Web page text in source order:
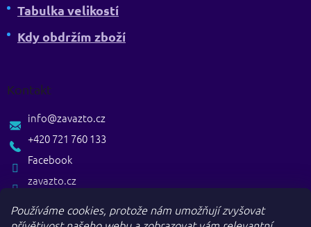
Používáme cookies, protože nám umožňují zvyšovat
Tabulka velikostí
Kdy obdržím zboží
Kontakt
zavazto.cz
info@zavazto.cz
+420 721 760 133
Facebook